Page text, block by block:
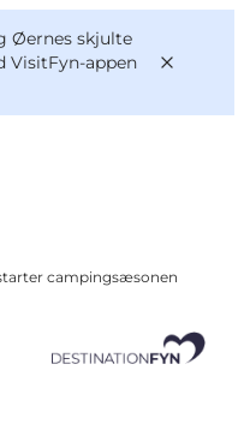
Øernes skjulte
VisitFyn-appen
campingsæsonen